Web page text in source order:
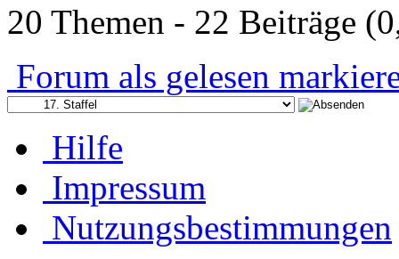
20 Themen - 22 Beiträge
Forum als gelesen
Hilfe
Impressum
Nutzungsbestimmungen